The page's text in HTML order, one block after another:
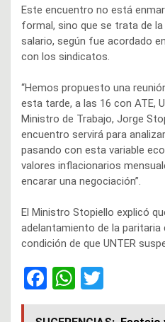
Este encuentro no está
formal, sino que se trata de
salario, según fue acordado
con los sindicatos.
“Hemos propuesto una
esta tarde, a las 16 con ATE,
Ministro de Trabajo, Jorge
encuentro servirá para
pasando con esta variable
valores inflacionarios
encarar una negociación”.
El Ministro Stopiello explicó
adelantamiento de la paritaria
condición de que UNTER
F
a
W
h
wi